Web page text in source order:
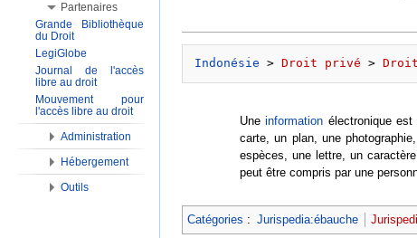
Indonésie > Droit privé >
Uneinformation électronique
carte, un plan, une
espèces, une lettre, un
peut être compris par une
Catégories : Jurispedia:ébauche
Partenaires
Grande Bibliothèque
du Droit
LegiGlobe
Journal de l'accès
libre au droit
Mouvement pour
l'accès libre au droit
Administration
Hébergement
Outils